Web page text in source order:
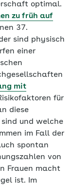
optimal.
zu früh auf
37.
sind physisch
einer
mit
für
diese
und welche
im Fall der
spontan
von
Frauen macht
ist. Im